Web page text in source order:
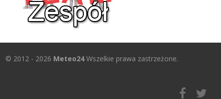
© 2012 - 2026 Meteo24Wszelkie prawa zastrzeżone.